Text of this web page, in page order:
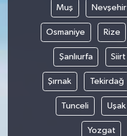
Muş Nevşehir
Osmaniye Rize
Şanlıurfa Siirt
Şırnak Tekirdağ
Tunceli Uşak
Yozgat